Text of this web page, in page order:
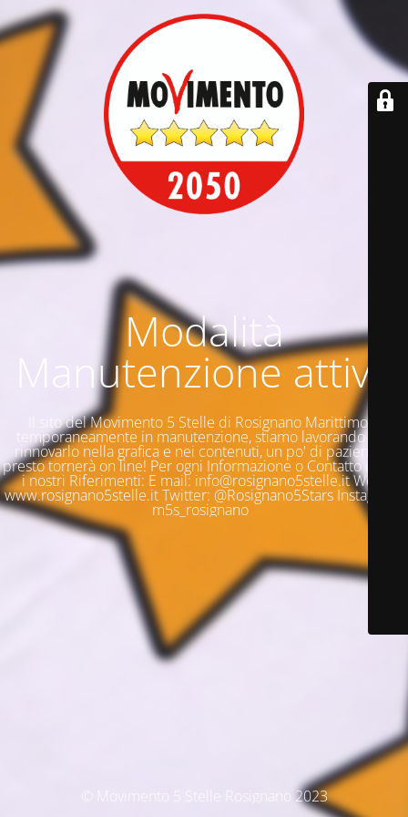
Modalità
Manutenzione attiva
Il sito del Movimento 5 Stelle di Rosignano Marittimo è
temporaneamente in manutenzione, stiamo lavorando per
rinnovarlo nella grafica e nei contenuti, un po' di pazienza e
presto tornerà on line! Per ogni Informazione o Contatto questi
i nostri Riferimenti: E mail: info@rosignano5stelle.it Web:
www.rosignano5stelle.it Twitter: @Rosignano5Stars Instagram:
m5s_rosignano
© Movimento 5 Stelle Rosignano 2023